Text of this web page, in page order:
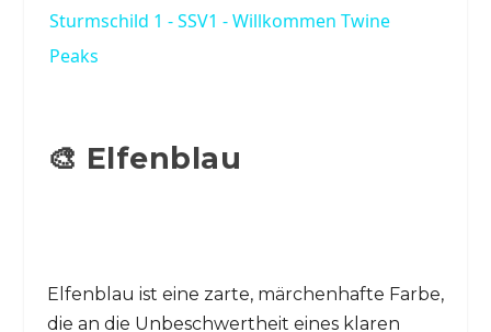
Sturmschild 1 - SSV1 - Willkommen Twine
Peaks
🎨 Elfenblau
Elfenblau ist eine zarte, märchenhafte Farbe,
die an die Unbeschwertheit eines klaren